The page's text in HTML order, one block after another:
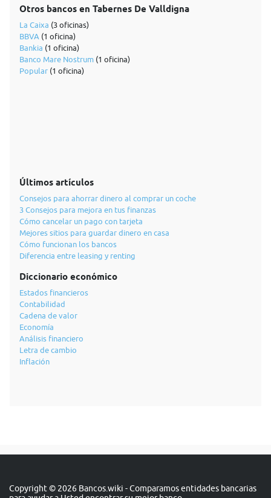
Otros bancos en Tabernes De Valldigna
La Caixa (3 oficinas)
BBVA (1 oficina)
Bankia (1 oficina)
Banco Mare Nostrum (1 oficina)
Popular (1 oficina)
Últimos artículos
Consejos para ahorrar dinero al comprar un coche
3 Consejos para mejora en tus finanzas
Cómo cancelar un pago con tarjeta
Mejores sitios para guardar dinero en casa
Cómo funcionan los bancos
Diferencia entre leasing y renting
Diccionario económico
Estados financieros
Contabilidad
Cadena de valor
Economía
Análisis financiero
Letra de cambio
Inflación
Copyright © 2026 Bancos.wiki - Comparamos entidades bancarias